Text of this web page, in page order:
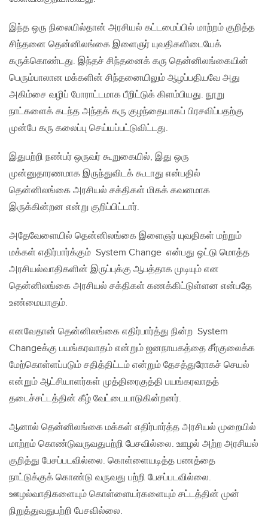
இந்த ஒரு நிலையில்தான் அரசியல் கட்டமைப்பில் மாற்றம் குறித்த
சிந்தனை தென்னிலங்கை இளைஞர் யுவதிகளிடையேக்
கருக்கொண்டது. இந்தச் சிந்தனைக் கரு தென்னிலங்கையின்
பெரும்பாலான மக்களின் சிந்தனையிலும் ஆழப்பதியவே அது
அகிம்சை வழிப் போராட்டமாக பீறிட்டுக் கிளம்பியது. நூறு
நாட்களைக் கடந்த அந்தக் கரு குழந்தையாகப் பிரசவிப்பதற்கு
முன்பே கரு கலைப்பு செய்யப்பட்டுவிட்டது.
இதுபற்றி நண்பர் ஒருவர் கூறுகையில், இது ஒரு
முன்னுதாரணமாக இருந்துவிடக் கூடாது என்பதில்
தென்னிலங்கை அரசியல் சக்திகள் மிகக் கவனமாக
இருக்கின்றன என்று குறிப்பிட்டார்.
அதேவேளையில் தென்னிலங்கை இளைஞர் யுவதிகள் மற்றும்
மக்கள் எதிர்பார்க்கும் System Change என்பது ஒட்டு மொத்த
அரசியல்வாதிகளின் இருப்புக்கு ஆபத்தாக முடியும் என
தென்னிலங்கை அரசியல் சக்திகள் கணக்கிட்டுள்ளன என்பதே
உண்மையாகும்.
எனவேதான் தென்னிலங்கை எதிர்பார்த்து நின்ற System
Changeக்கு பயங்கரவாதம் என்றும் ஜனநாயகத்தை சீர்குலைக்க
மேற்கொள்ளப்படும் சதித்திட்டம் என்றும் தேசத்துரோகச் செயல்
என்றும் ஆட்சியாளர்கள் முத்திரைகுத்தி பயங்கரவாதத்
தடைச்சட்டத்தின் கீழ் வேட்டையாடுகின்றனர்.
ஆனால் தென்னிலங்கை மக்கள் எதிர்பார்த்த அரசியல் முறையில்
மாற்றம் கொண்டுவருவதுபற்றி பேசவில்லை. ஊழல் அற்ற அரசியல்
குறித்து பேசப்படவில்லை. கொள்ளையடித்த பணத்தை
நாட்டுக்குக் கொண்டு வருவது பற்றி பேசப்படவில்லை.
ஊழல்வாதிகளையும் கொள்ளையர்களையும் சட்டத்தின் முன்
நிறுத்துவதுபற்றி பேசவில்லை.